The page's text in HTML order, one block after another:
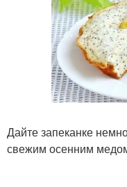
Дайте запеканке
свежим осенним